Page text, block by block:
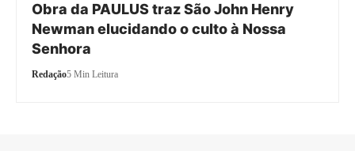
Obra da PAULUS traz São John Henry
Newman elucidando o culto à Nossa
Senhora
Redação5 Min Leitura